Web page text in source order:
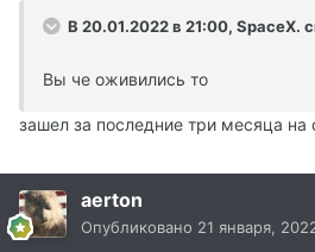
В 20.01.2022 в 21:00, SpaceX.
Вы че оживились то
зашел за последние три месяца
aerton
Опубликовано 21 января,